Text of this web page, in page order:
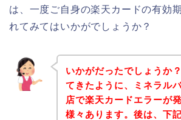
は、一度ご自身の楽天カードの有効
れてみてはいかがでしょうか？
いかがだったでしょうか
てきたように、ミネラル
店で楽天カードエラーが
様々あります。後は、下